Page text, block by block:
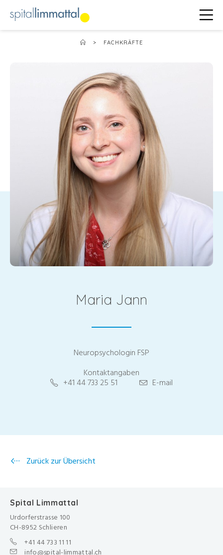
> FACHKRÄFTE
Maria Jann
Neuropsychologin FSP
Kontaktangaben
+41 44 733 25 51 E-mail
Zurück zur Übersicht
Spital Limmattal
Urdorferstrasse 100
CH-8952 Schlieren
+41 44 733 11 11
info@spital-limmattal.ch